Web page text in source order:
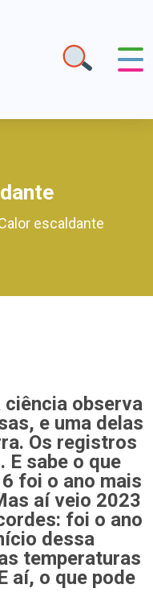
escaldante
ciência observa
e uma delas
Os registros
sabe o que
foi o ano mais
aí veio 2023
foi o ano
dessa
temperaturas
aí, o que pode